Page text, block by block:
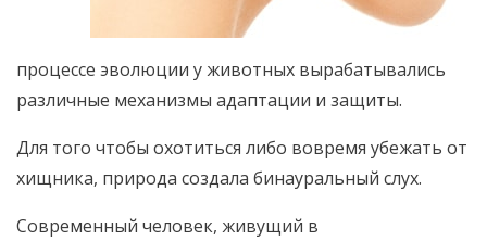
процессе эволюции у животных вырабатывались
различные механизмы адаптации и защиты.
Для того чтобы охотиться либо вовремя убежать от
хищника, природа создала бинауральный слух.
Современный человек, живущий в